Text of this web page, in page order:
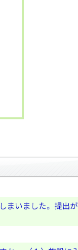
まいました。提出が